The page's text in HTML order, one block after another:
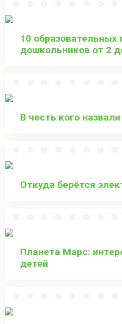
10
дошкольников от 2
В честь кого
Откуда берётся
Планета Марс:
детей